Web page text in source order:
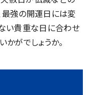
最強の開運日には変
い貴重な日に合わせ
かがでしょうか。